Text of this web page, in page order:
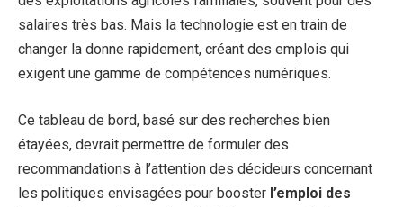
salaires très bas. Mais la technologie est en train de
changer la donne rapidement, créant des emplois qui
exigent une gamme de compétences numériques.
Ce tableau de bord, basé sur des recherches bien
étayées, devrait permettre de formuler des
recommandations à l’attention des décideurs concernant
les politiques envisagées pour booster l’emploi des